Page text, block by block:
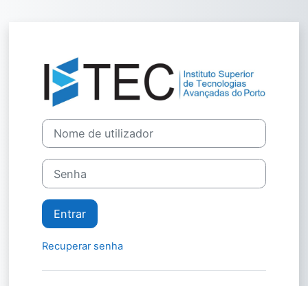
Entrar em
Nome de utilizador
Senha
Entrar
Recuperar senha